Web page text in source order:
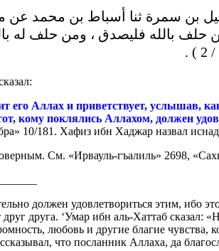
314: أخرجه أبن ماجه ( 2101 ) : حدثنا محمد بن إسماعيل بن
حلف بالله فليصدق ، ومن حلف له
его Аллах и приветствует, услышав,
кому поклялись Аллахом, должен
10/181. Хафиз ибн Хаджар назвал
См. «Ирвауль-гъалиль» 2698,
должен удовлетвориться этим, ибо
друга. ‘Умар ибн аль-Хаттаб сказал:
любовь и другие благие
что посланник Аллаха, да